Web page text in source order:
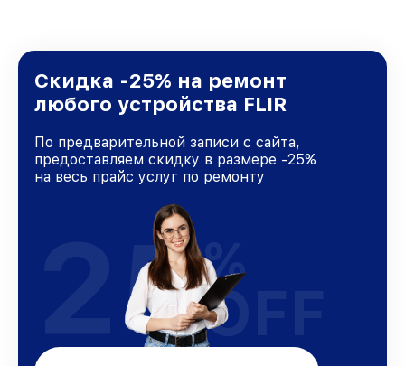
Скидка -25% на ремонт
любого устройства FLIR
По предварительной записи с сайта,
предоставляем скидку в размере -25%
на весь прайс услуг по ремонту
25%
OFF